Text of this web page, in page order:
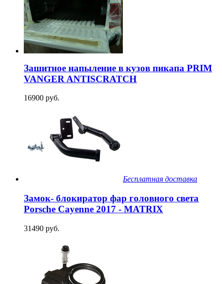
Зашитное напыление в кузов пикапа PRIM
VANGER ANTISCRATCH
16900 руб.
Бесплатная доставка
Замок- блокиратор фар головного света
Porsche Cayenne 2017 - MATRIX
31490 руб.